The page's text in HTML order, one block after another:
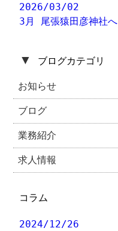
2026/03/02
3月 尾張猿田彦神社へ
▼ ブログカテゴリ
お知らせ
ブログ
業務紹介
求人情報
コラム
2024/12/26